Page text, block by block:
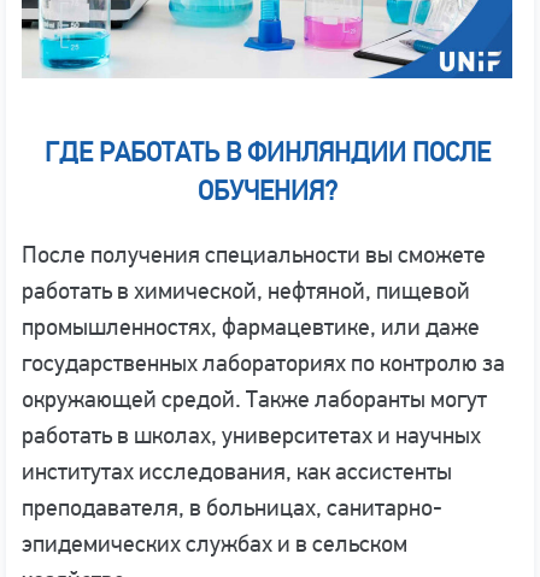
ГДЕ РАБОТАТЬ В ФИНЛЯНДИИ ПОСЛЕ
ОБУЧЕНИЯ?
После получения специальности вы сможете
работать в химической, нефтяной, пищевой
промышленностях, фармацевтике, или даже
государственных лабораториях по контролю за
окружающей средой. Также лаборанты могут
работать в школах, университетах и научных
институтах исследования, как ассистенты
преподавателя, в больницах, санитарно-
эпидемических службах и в сельском